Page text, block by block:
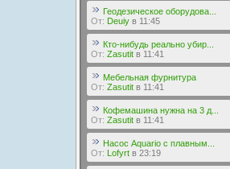
Геодезическое оборудова...
От: Deuiy в 11:45
Кто-нибудь реально убир...
От: Zasutit в 11:41
Мебельная фурнитура
От: Zasutit в 11:41
Кофемашина нужна на 3 д...
От: Zasutit в 11:41
Насос Aquario с плавным...
От: Lofyrt в 23:19